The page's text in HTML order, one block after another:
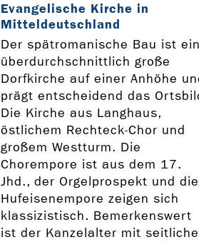
Evangelische Kirche in
Mitteldeutschland
Der spätromanische Bau ist
überdurchschnittlich große
Dorfkirche auf einer Anhöhe
prägt entscheidend das
Die Kirche aus Langhaus,
östlichem Rechteck-Chor und
großem Westturm. Die
Chorempore ist aus dem 17.
Jhd., der Orgelprospekt und die
Hufeisenempore zeigen sich
klassizistisch. Bemerkenswert
ist der Kanzelalter mit